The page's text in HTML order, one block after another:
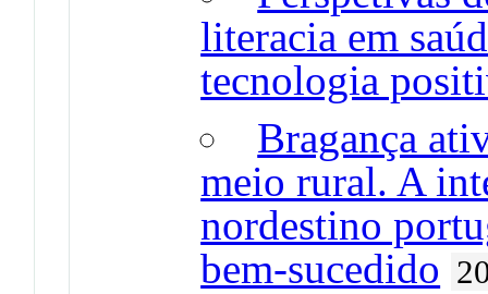
literacia em
tecnologia
Bragança
meio rural. A
nordestino
bem-sucedido